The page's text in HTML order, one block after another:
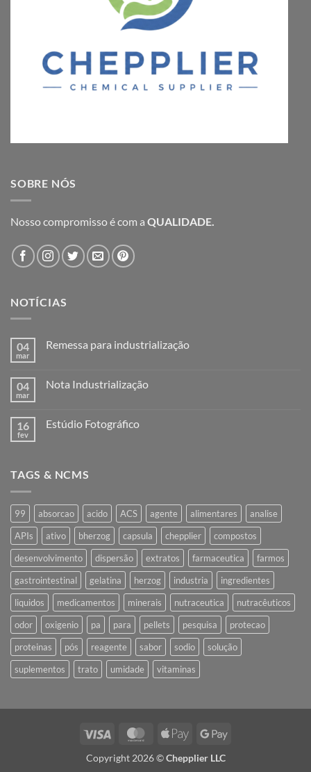
SOBRE NÓS
Nosso compromisso é com a QUALIDADE.
NOTÍCIAS
04
mar
Remessa para industrialização
Remessa
04
mar
Nota Industrialização
Nota
16
fev
Estúdio Fotográfico
Fotográfico
TAGS & NCMS
99 absorcao acido ACS agente alimentares
analise
APIs
ativo bherzog capsula chepplier
compostos
desenvolvimento
dispersão extratos farmaceutica
farmos
gastrointestinal
gelatina herzog industria
ingredientes
liquidos
medicamentos minerais nutraceutica
nutracêuticos
odor
oxigenio pa para pellets pesquisa
protecao
proteinas
pós reagente sabor sodio
solução
suplementos
trato umidade vitaminas
Visa MasterCardApple
Google
Copyright 2026 ©Chepplier LLC